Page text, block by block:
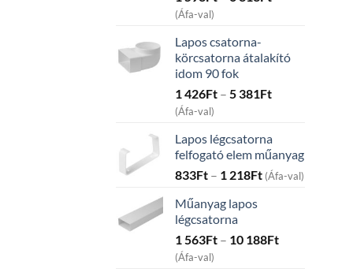
through
313Ft
(Áfa-val)
Lapos csatorna-
körcsatorna átalakító
idom 90 fok
1 426Ft – 5 381FtPrice
426Ft
through
5
(Áfa-val)
Lapos légcsatorna
felfogató elem műanyag
833Ft – 1 218FtPrice
1
(Áfa-val)
Műanyag lapos
légcsatorna
1 563Ft – 10 188FtPrice
(Áfa-val)